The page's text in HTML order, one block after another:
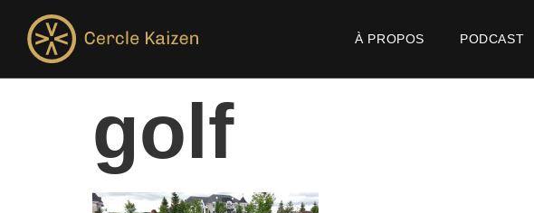
À PROPOS PODCAST
golf